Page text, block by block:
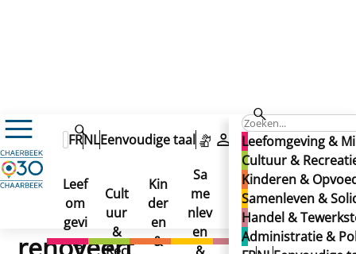
Leefomgeving &
Cultuur &
Kinderen &
Samenleven &
Handel &
Administratie &
FRNLEenvoudige taal Mijn ruimte
Leef
om
gevi
ng
Cult
uur
&
Kin
der
en
&
Sa
me
nlev
en
Han
del
&
Tew
Ad
min
istr
atie
Nieuws
Enkele onmisbare tips voordat je je dak renoveert
Enkele onmisbare tips
voordat je je dak
Enkele onmisbare tips
voordat je je dak renoveert